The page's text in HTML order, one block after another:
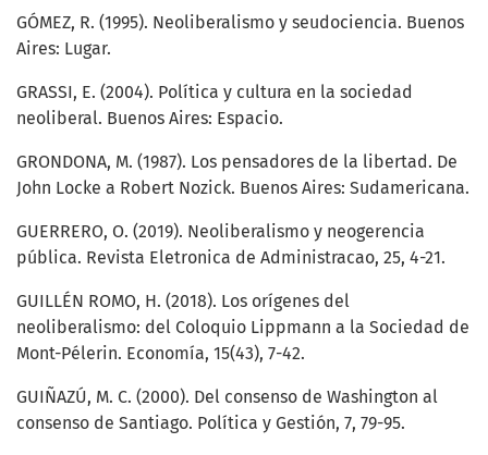
GÓMEZ, R. (1995). Neoliberalismo y seudociencia. Buenos
Aires: Lugar.
GRASSI, E. (2004). Política y cultura en la sociedad
neoliberal. Buenos Aires: Espacio.
GRONDONA, M. (1987). Los pensadores de la libertad. De
John Locke a Robert Nozick. Buenos Aires: Sudamericana.
GUERRERO, O. (2019). Neoliberalismo y neogerencia
pública. Revista Eletronica de Administracao, 25, 4-21.
GUILLÉN ROMO, H. (2018). Los orígenes del
neoliberalismo: del Coloquio Lippmann a la Sociedad de
Mont-Pélerin. Economía, 15(43), 7-42.
GUIÑAZÚ, M. C. (2000). Del consenso de Washington al
consenso de Santiago. Política y Gestión, 7, 79-95.